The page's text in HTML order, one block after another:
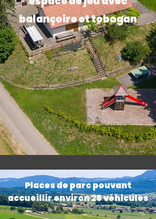
balançoire et tobogan
Places de parc pouvant
accueillirenviron 25 véhicules